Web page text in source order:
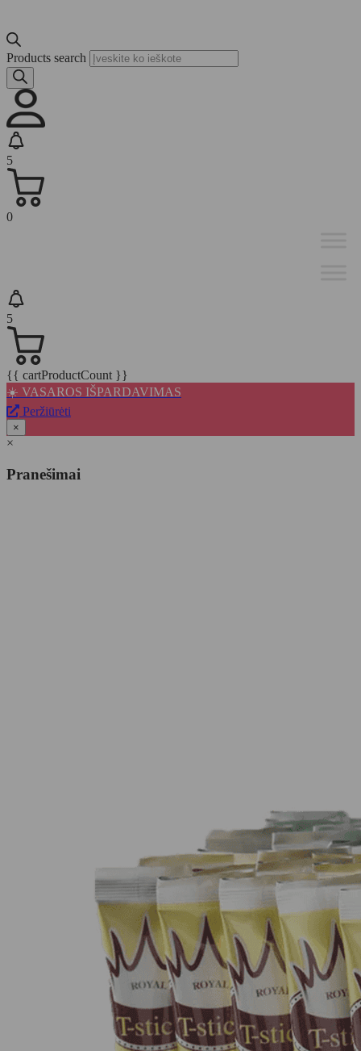
Products search
5
0
5
{{ cartProductCount }}
☀️ VASAROS IŠPARDAVIMAS
Peržiūrėti
×
×
Pranešimai